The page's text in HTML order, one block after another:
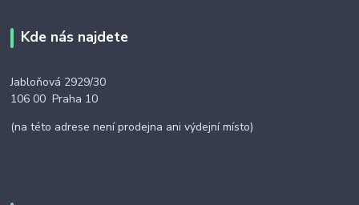
Kde nás najdete
Jabloňová 2929/30
106 00 Praha 10
(na této adrese není prodejna ani výdejní místo)